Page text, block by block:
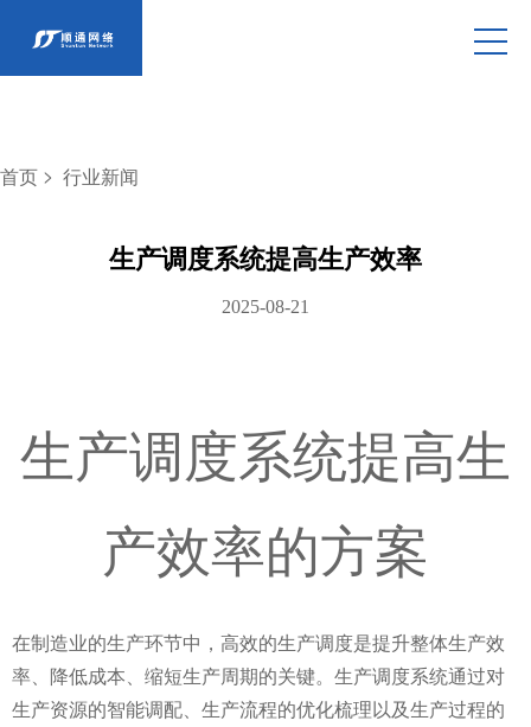
首页 > 行业新闻
生产调度系统提高生产效率
2025-08-21
生产调度系统提高生
产效率的方案
在制造业的生产环节中，高效的生产调度是提升整体生产效
率、降低成本、缩短生产周期的关键。生产调度系统通过对
生产资源的智能调配、生产流程的优化梳理以及生产过程的